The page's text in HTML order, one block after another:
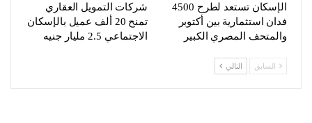
الإسكان تستعد لطرح 4500
فدان استثمارية بين أكتوبر
والمتحف المصري الكبير
شركات التمويل العقاري
تمنح 20 ألف عميل بالإسكان
الاجتماعي 2.5 مليار جنيه
السابق التالي